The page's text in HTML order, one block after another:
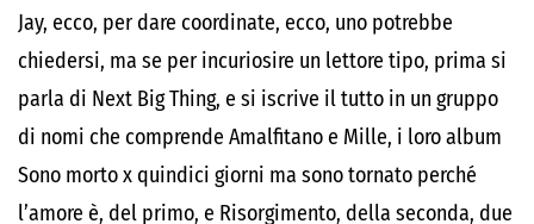
Jay, ecco, per dare coordinate, ecco, uno potrebbe
chiedersi, ma se per incuriosire un lettore tipo, prima si
parla di Next Big Thing, e si iscrive il tutto in un gruppo
di nomi che comprende Amalfitano e Mille, i loro album
Sono morto x quindici giorni ma sono tornato perché
l’amore è, del primo, e Risorgimento, della seconda, due